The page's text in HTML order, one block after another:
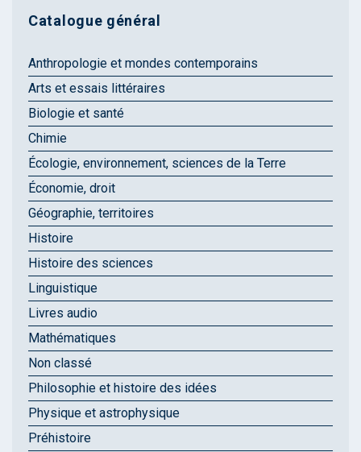
Catalogue général
Anthropologie et mondes contemporains
Arts et essais littéraires
Biologie et santé
Chimie
Écologie, environnement, sciences de la Terre
Économie, droit
Géographie, territoires
Histoire
Histoire des sciences
Linguistique
Livres audio
Mathématiques
Non classé
Philosophie et histoire des idées
Physique et astrophysique
Préhistoire